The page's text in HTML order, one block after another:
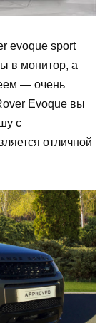
evoque sport
в монитор, а
— очень
Evoque вы
с
отличной